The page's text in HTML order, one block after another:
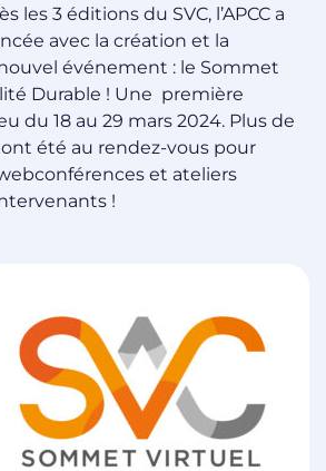
les 3 éditions du SVC, l’APCC a
avec la création et la
événement : le Sommet
Durable ! Une première
du 18 au 29 mars 2024. Plus de
été au rendez-vous pour
et ateliers
!